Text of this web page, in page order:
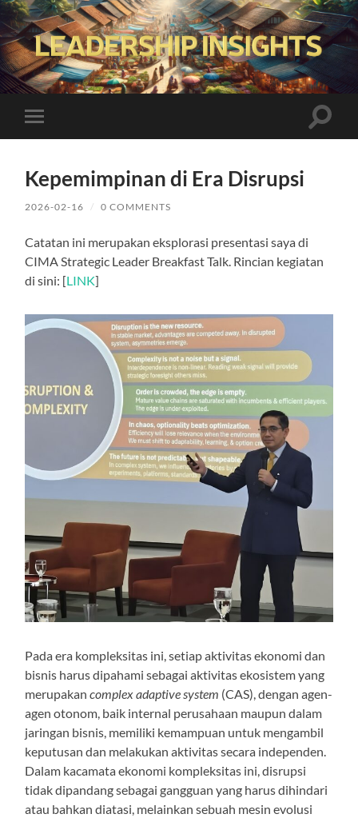
Leadership
Insights
mobile
Toggle
Kepemimpinan di Era Disrupsi
2026-02-16 / 0 COMMENTS
Catatan ini merupakan eksplorasi presentasi saya di
CIMA Strategic Leader Breakfast Talk. Rincian kegiatan
di sini: [LINK]
Pada era kompleksitas ini, setiap aktivitas ekonomi dan
bisnis harus dipahami sebagai aktivitas ekosistem yang
merupakancomplex adaptive system (CAS), dengan agen-
agen otonom, baik internal perusahaan maupun dalam
jaringan bisnis, memiliki kemampuan untuk mengambil
keputusan dan melakukan aktivitas secara independen.
Dalam kacamata ekonomi kompleksitas ini, disrupsi
tidak dipandang sebagai gangguan yang harus dihindari
atau bahkan diatasi, melainkan sebuah mesin evolusi